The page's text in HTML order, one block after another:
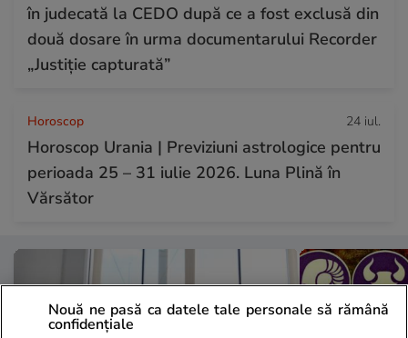
în judecată la CEDO după ce a fost exclusă din
două dosare în urma documentarului Recorder
„Justiție capturată”
Horoscop 24 iul.
Horoscop Urania | Previziuni astrologice pentru
perioada 25 – 31 iulie 2026. Luna Plină în
Vărsător
Nouă ne pasă ca datele tale personale să rămână
confidențiale